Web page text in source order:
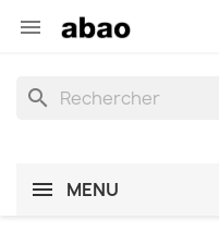

search
MENU